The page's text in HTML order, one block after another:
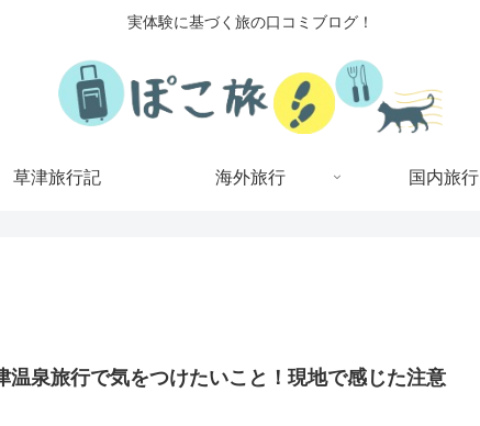
実体験に基づく旅の口コミブログ！
草津旅行記 海外旅行 国内旅行
温泉旅行で気をつけたいこと！現地で感じた注意